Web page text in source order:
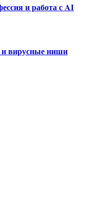
и работа с AI
и вирусные ниши